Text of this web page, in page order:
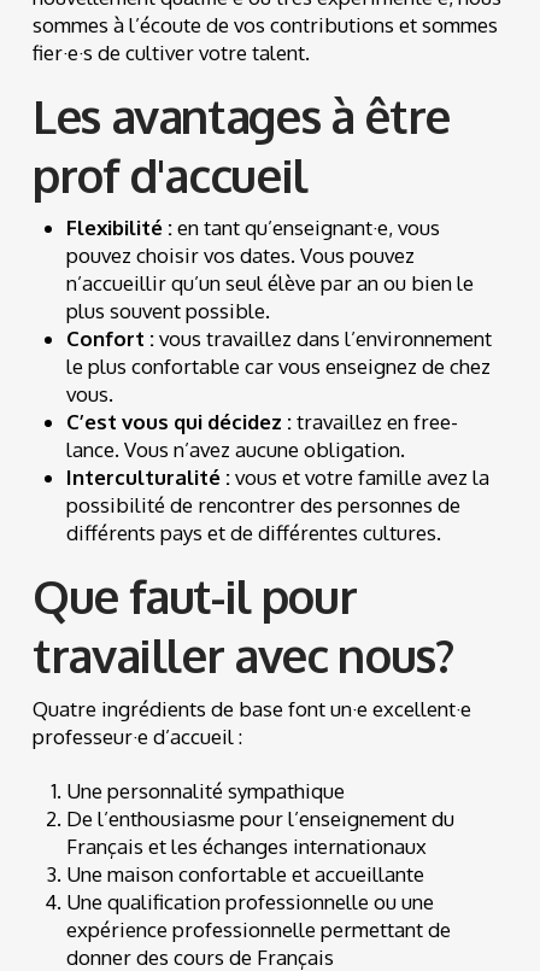
sommes à l’écoute de vos contributions et sommes
fier·e·s de cultiver votre talent.
Les avantages à être
prof d'accueil
Flexibilité :en tant qu’enseignant·e, vous
pouvez choisir vos dates. Vous pouvez
n’accueillir qu’un seul élève par an ou bien le
plus souvent possible.
Confort :vous travaillez dans l’environnement
le plus confortable car vous enseignez de chez
vous.
C’est vous qui décidez :travaillez en free-
lance. Vous n’avez aucune obligation.
Interculturalité :vous et votre famille avez la
possibilité de rencontrer des personnes de
différents pays et de différentes cultures.
Que faut-il pour
travailler avec nous?
Quatre ingrédients de base font un·e excellent·e
professeur·e d’accueil :
Une personnalité sympathique
De l’enthousiasme pour l’enseignement du
Français et les échanges internationaux
Une maison confortable et accueillante
Une qualification professionnelle ou une
expérience professionnelle permettant de
donner des cours de Français